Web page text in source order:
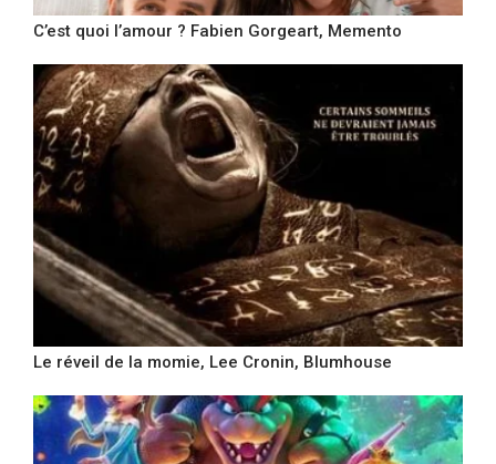
C’est quoi l’amour ? Fabien Gorgeart, Memento
Le réveil de la momie, Lee Cronin, Blumhouse